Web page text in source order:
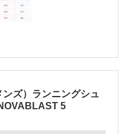
ズ）ランニングシュ
5